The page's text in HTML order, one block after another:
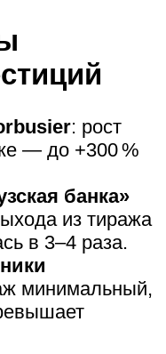
: рост
— до +300 %
банка»
из тиража
в 3–4 раза.
минимальный,